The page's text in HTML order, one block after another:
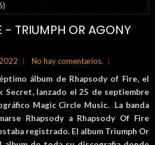
- TRIUMPH OR AGONY
No hay comentarios.
álbum de Rhapsody of Fire, el
Secret, lanzado el 25 de septiembre
Magic Circle Music. La banda
Rhapsody a Rhapsody Of Fire
registrado. El album Triumph Or